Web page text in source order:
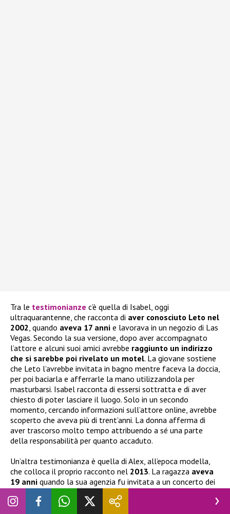
Tra le testimonianze c’è quella di Isabel, oggi
ultraquarantenne, che racconta di aver conosciuto Leto nel
2002 , quando aveva 17 anni e lavorava in un negozio di Las
Vegas. Secondo la sua versione, dopo aver accompagnato
l’attore e alcuni suoi amici avrebbe raggiunto un indirizzo
che si sarebbe poi rivelato un motel. La giovane sostiene
che Leto l’avrebbe invitata in bagno mentre faceva la doccia,
per poi baciarla e afferrarle la mano utilizzandola per
masturbarsi. Isabel racconta di essersi sottratta e di aver
chiesto di poter lasciare il luogo. Solo in un secondo
momento, cercando informazioni sull’attore online, avrebbe
scoperto che aveva più di trent’anni. La donna afferma di
aver trascorso molto tempo attribuendo a sé una parte
della responsabilità per quanto accaduto.
Un’altra testimonianza è quella di Alex, all’epoca modella,
che colloca il proprio racconto nel 2013. La ragazza aveva
19 anni quando la sua agenzia fu invitata a un concerto dei
Thirty Seconds to Mars alla O2 Arena di Londra. Dopo
l’esibizione sarebbe stata invitata a un after party a